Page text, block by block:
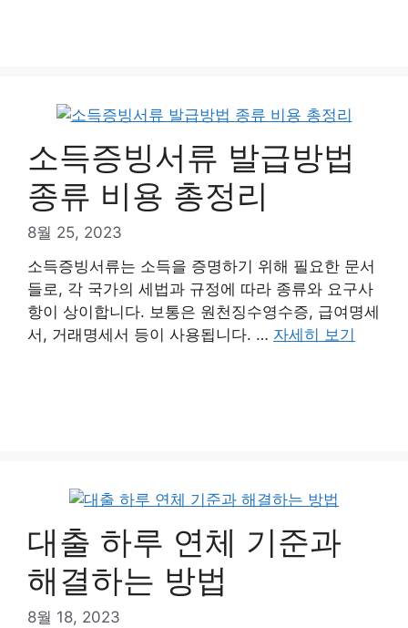
소득증빙서류 발급방법
종류 비용 총정리
8월 25, 2023
소득증빙서류는 소득을 증명하기 위해 필요한 문서
들로, 각 국가의 세법과 규정에 따라 종류와 요구사
항이 상이합니다. 보통은 원천징수영수증, 급여명세
서, 거래명세서 등이 사용됩니다. … 자세히 보기
대출 하루 연체 기준과
해결하는 방법
8월 18, 2023